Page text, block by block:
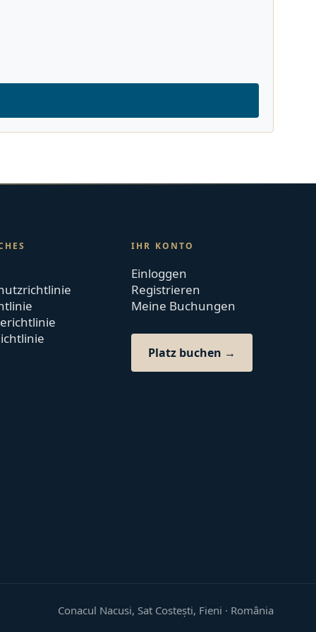
IHR KONTO
Einloggen
Registrieren
Meine Buchungen
Platz buchen →
Conacul Nacusi, Sat Costești, Fieni · România